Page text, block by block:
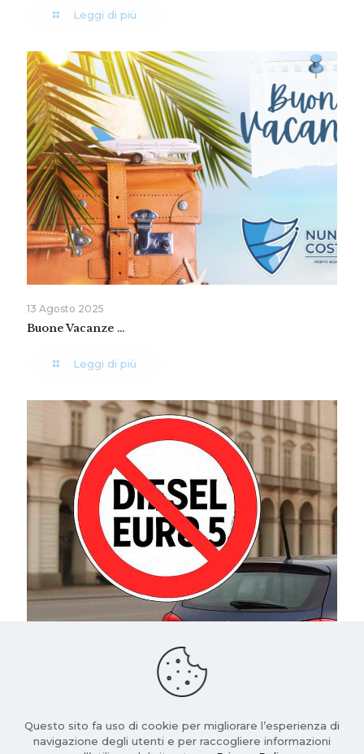
Leggi di più
13 Agosto 2025
Buone Vacanze …
Leggi di più
Diesel Euro 5: da ottobre lo stop alla circolazione in
quattro regioni. Le auto interessate e cosa fare
Questo sito fa uso di cookie per migliorare l’esperienza di
navigazione degli utenti e per raccogliere informazioni